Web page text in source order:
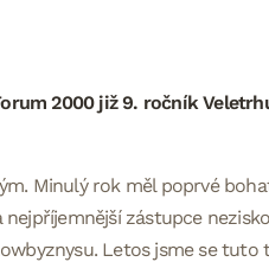
2000 již 9. ročník
Minulý rok měl poprvé
zástupce
Letos jsme se tuto